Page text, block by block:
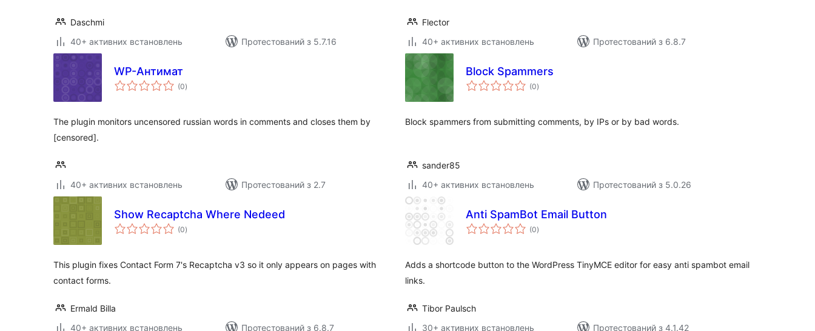
Daschmi
40+ активних встановлень
Протестований з 5.7.16
Flector
40+ активних встановлень
Протестований з 6.8.7
WP-Антимат
(0загальний
рейтинг
)
The plugin monitors uncensored russian words in comments and closes them by
[censored].
40+ активних встановлень Протестований з 2.7
Block Spammers
(0загальний
рейтинг
)
Block spammers from submitting comments, by IPs or by bad words.
sander85
40+ активних встановлень
Протестований з 5.0.26
Show Recaptcha Where Nedeed
(0загальний
рейтинг
)
This plugin fixes Contact Form 7's Recaptcha v3 so it only appears on pages with
contact forms.
Ermald Billa
40+ активних встановлень
Протестований з 6.8.7
Anti SpamBot Email Button
(0загальний
рейтинг
)
Adds a shortcode button to the WordPress TinyMCE editor for easy anti spambot email
links.
Tibor Paulsch
30+ активних встановлень
Протестований з 4.1.42